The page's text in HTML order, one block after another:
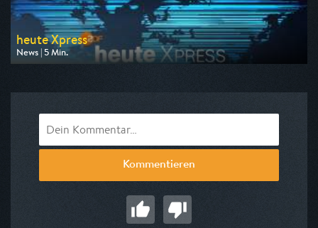
heute Xpress
News | 5 Min.
Ausgestrahlt von ZDF
Kommentieren